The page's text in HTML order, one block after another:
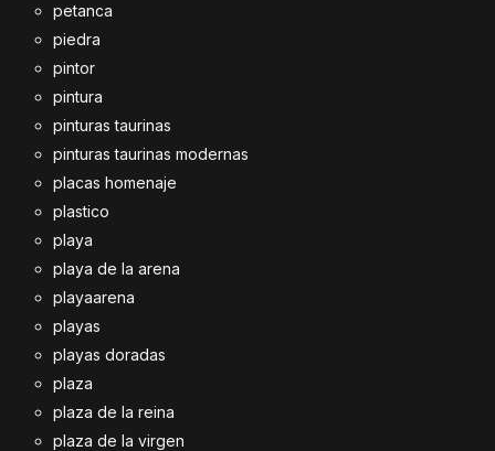
petanca
piedra
pintor
pintura
pinturas taurinas
pinturas taurinas modernas
placas homenaje
plastico
playa
playa de la arena
playaarena
playas
playas doradas
plaza
plaza de la reina
plaza de la virgen